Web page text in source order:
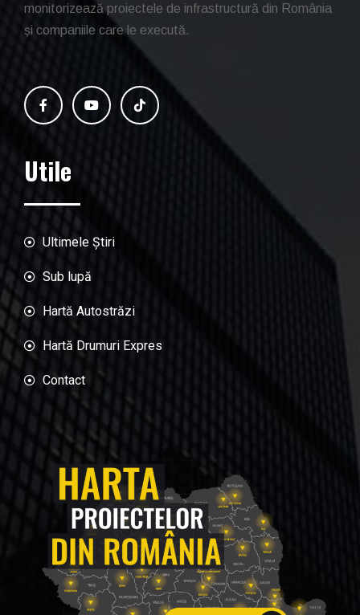
monitorizează proiectele de infrastructură din România
și companiile care le execută.
Utile
Ultimele Știri
Sub lupă
Hartă Autostrăzi
Hartă Drumuri Expres
Contact